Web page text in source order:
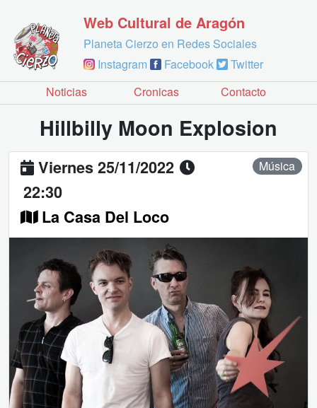
Web Cultural de Aragón
Planeta Cierzo en Redes Sociales
Instagram
Facebook
Twitter
Noticias
Cronicas Contacto
Hillbilly Moon Explosion
Viernes 25/11/2022
22:30
La Casa Del Loco
Música